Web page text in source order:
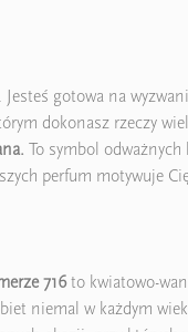
gotowa na
dokonasz rzeczy
To symbol
perfum motywuje
716to kwiatowo-
niemal w każdym